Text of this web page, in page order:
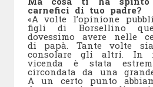
carnefici di tuo padre?
«A volte l’opinione
figli di Borsellino
dovessimo avere nelle
di papà. Tante volte
consolare gli altri. In
vicenda è stata
circondata da una
A un certo punto